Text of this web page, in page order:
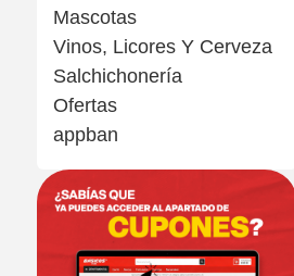
Mascotas
Vinos, Licores Y Cerveza
Salchichonería
Ofertas
appban